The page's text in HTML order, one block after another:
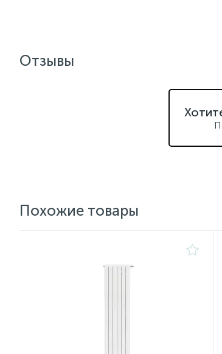
Отзывы
Похожие товары